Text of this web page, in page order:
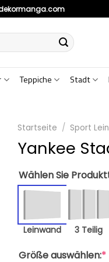
Teppiche Stadt
Startseite / Sport
Yankee
Wählen Sie
Leinwand 3 Teilig
Größe auswählen:*